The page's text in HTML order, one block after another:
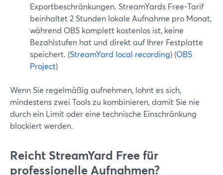
Exportbeschränkungen. StreamYards Free-Tarif
beinhaltet 2 Stunden lokale Aufnahme pro Monat,
während OBS komplett kostenlos ist, keine
Bezahlstufen hat und direkt auf Ihrer Festplatte
speichert. (StreamYard local recording) (OBS
Project)
Wenn Sie regelmäßig aufnehmen, lohnt es sich,
mindestens zwei Tools zu kombinieren, damit Sie nie
durch ein Limit oder eine technische Einschränkung
blockiert werden.
Reicht StreamYard Free für
professionelle Aufnahmen?